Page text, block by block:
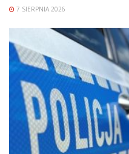
7 SIERPNIA 2026